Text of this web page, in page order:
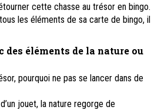
cette chasse au trésor en bingo.
les éléments de sa carte de bingo, il
des éléments de la nature ou
pourquoi ne pas se lancer dans de
jouet, la nature regorge de